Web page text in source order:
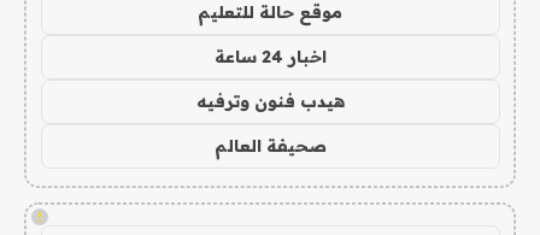
موقع حالة للتعليم
اخبار 24 ساعة
هيدب فنون وترفيه
صحيفة العالم
!